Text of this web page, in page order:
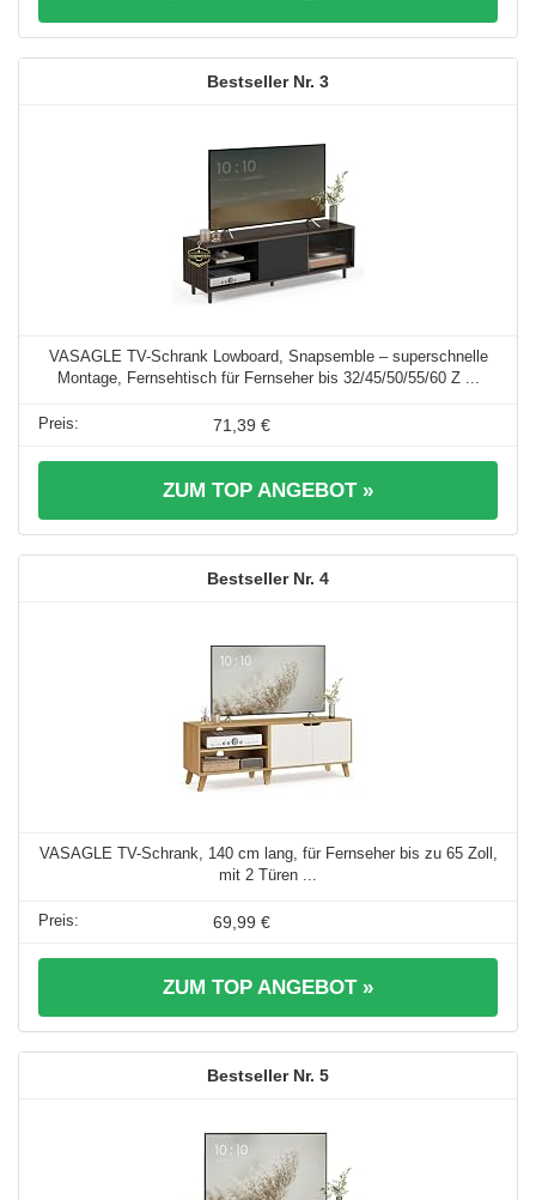
3
VASAGLE TV-Schrank Lowboard, Snapsemble – superschnelle
Montage, Fernsehtisch für Fernseher bis 32/45/50/55/60 Z ...
71,39 €
ZUM TOP ANGEBOT »
4
VASAGLE TV-Schrank, 140 cm lang, für Fernseher bis zu 65 Zoll,
mit 2 Türen ...
69,99 €
ZUM TOP ANGEBOT »
5